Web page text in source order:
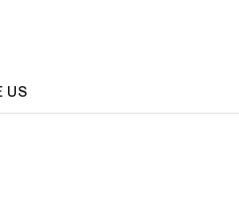
US